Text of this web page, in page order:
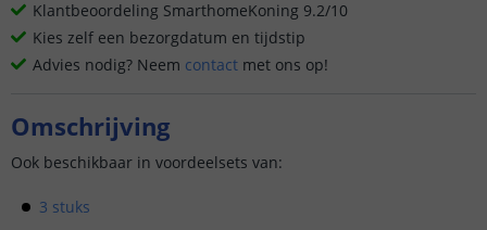
Klantbeoordeling SmarthomeKoning 9.2/10
Kies zelf een bezorgdatum en tijdstip
Advies nodig? Neem contact met ons op!
Omschrijving
Ook beschikbaar in voordeelsets van:
3 stuks